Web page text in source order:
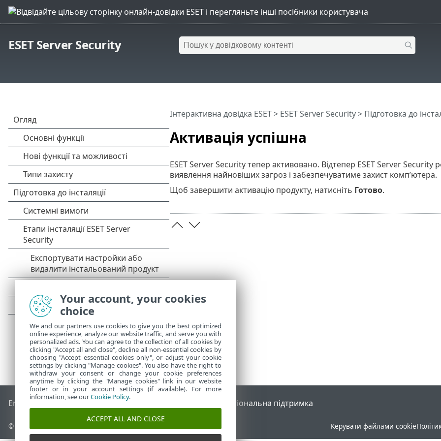
ESET Server Security
Активація успішна
Інтерактивна довідка ESET> ESET Server Security> Підготовка до
ESET Server Security тепер активовано. Відтепер ESET Server
виявлення найновіших загроз і забезпечуватиме захист комп’ютера.
Щоб завершити активацію продукту, натисніть Готово.
End of Life База знань ESET Форум ESET Регіональна підтримка
© 1992-2026 Керувати файлами cookie
Your account, your cookies
choice
We and our partners use cookies to give you the best optimized
online experience, analyze our website traffic, and serve you with
personalized ads. You can agree to the collection of all cookies by
clicking "Accept all and close", decline all non-essential cookies by
choosing "Accept essential cookies only", or adjust your cookie
settings by clicking "Manage cookies". You also have the right to
withdraw your consent or change your cookie preferences
anytime by clicking the "Manage cookies" link in our website
footer or in your account settings (if available). For more
information, see ourCookie Policy.
ACCEPT ALL AND CLOSE